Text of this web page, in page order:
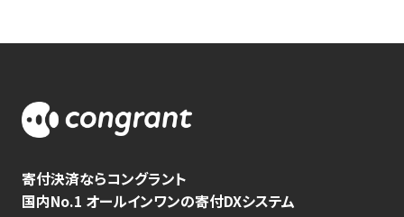
寄付決済ならコングラント
国内No.1 オールインワンの寄付DXシステム